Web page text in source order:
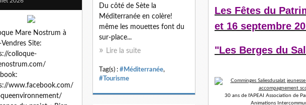
Mare Nostrum à
Site:
colloque-
www.facebook.com/
Du côté de Sète la
Méditerranée en colère!
même les mouettes font du
sur-place...
Lire la suite
Tag(s) : #Méditerranée,
#Tourisme
Les Fêtes du
et 16 septembre
"Les Berges du
30 ans de l'APEAI Association de
Animations